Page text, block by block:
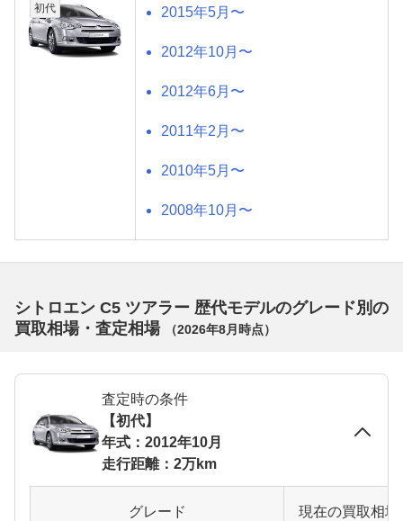
初代 2015年5月〜
2012年10月〜
2012年6月〜
2011年2月〜
2010年5月〜
2008年10月〜
シトロエン C5 ツアラー 歴代モデルのグレード別の
買取相場・査定相場
（2026年8月 時点）
査定時の条件
【初代】
年式：2012年10月
走行距離：2万km
グレード 現在の買取相